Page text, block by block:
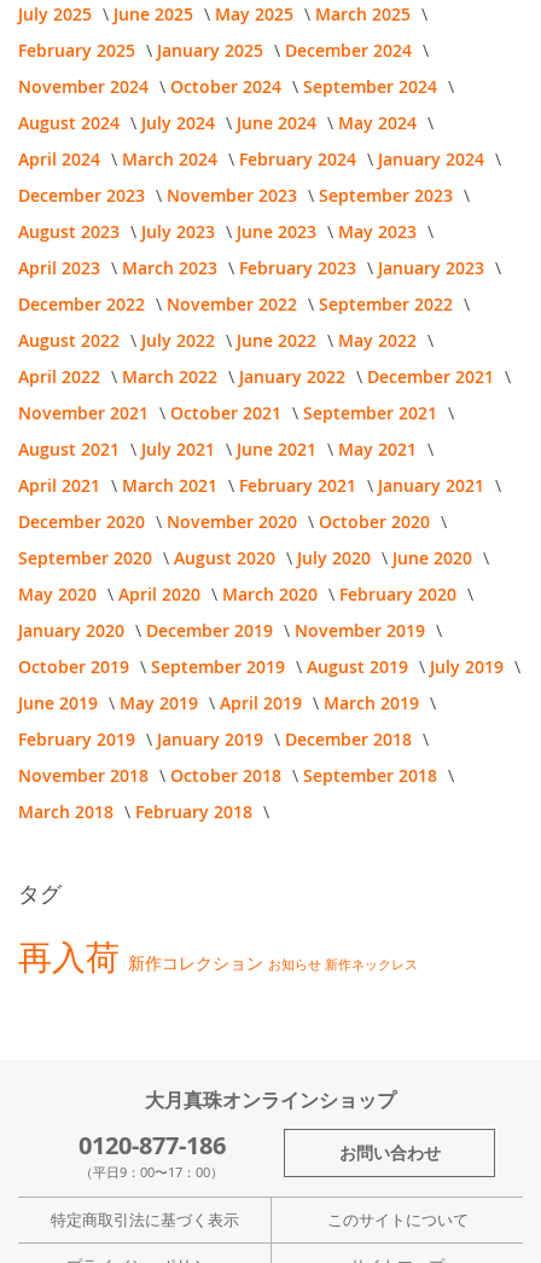
July 2025
June 2025 May 2025
March 2025
February 2025
January 2025
December 2024
November 2024
October 2024
September 2024
August 2024
July 2024 June 2024
May 2024
April 2024
March 2024 February 2024
January 2024
December 2023
November 2023
September 2023
August 2023
July 2023 June 2023
May 2023
April 2023
March 2023 February 2023
January 2023
December 2022
November 2022
September 2022
August 2022
July 2022 June 2022
May 2022
April 2022
March 2022 January 2022
December 2021
November 2021
October 2021
September 2021
August 2021
July 2021 June 2021
May 2021
April 2021
March 2021 February 2021
January 2021
December 2020
November 2020
October 2020
September 2020
August 2020 July 2020
June 2020
May 2020
April 2020 March 2020
February 2020
January 2020
December 2019
November 2019
October 2019
September 2019 August 2019
July 2019
June 2019
May 2019 April 2019
March 2019
February 2019
January 2019
December 2018
November 2018
October 2018
September 2018
March 2018
February 2018
タグ
再入荷 新作コレクション お知らせ 新作ネックレス
大月真珠オンラインショップ
0120-877-186
（平日9：00〜17：00）
お問い合わせ
特定商取引法に基づく表示 このサイトについて